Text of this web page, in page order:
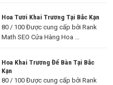
Hoa Tươi Khai Trương Tại Bắc Kạn
80 / 100 Được cung cấp bởi Rank
Math SEO Cửa Hàng Hoa ...
Hoa Khai Trương Để Bàn Tại Bắc
Kạn
80 / 100 Được cung cấp bởi Rank